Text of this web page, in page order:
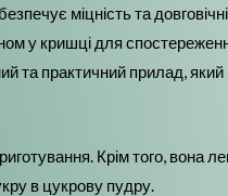
міцність та
у кришці для
та практичний прилад,
Крім того, вона
в цукрову пудру.